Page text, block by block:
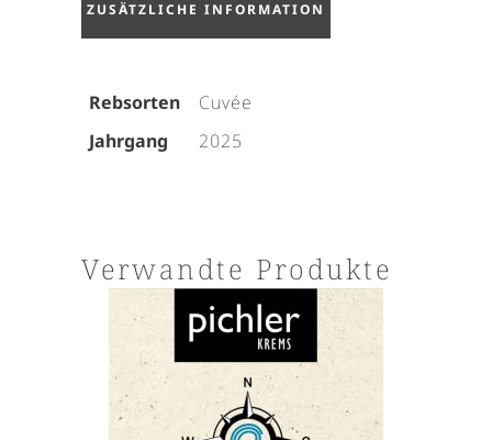
ZUSÄTZLICHE INFORMATION
Rebsorten
Cuvée
Jahrgang
2025
Verwandte Produkte